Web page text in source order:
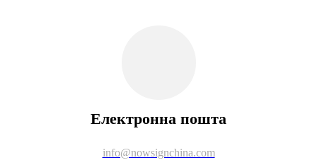
Електронна пошта
info@nowsignchina.com